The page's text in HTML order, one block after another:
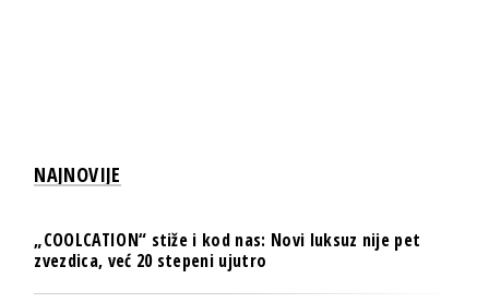
NAJNOVIJE
„COOLCATION“ stiže i kod nas: Novi luksuz nije pet
zvezdica, već 20 stepeni ujutro